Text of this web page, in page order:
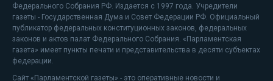
Федерального Собрания РФ. Издается с 1997 года. Учредители
газеты - Государственная Дума и Совет Федерации РФ. Официальный
публикатор федеральных конституционных законов, федеральных
законов и актов палат Федерального Собрания. «Парламентская
газета» имеет пункты печати и представительства в десяти субъектах
федерации.
Сайт «Парламентской газеты» - это оперативные новости и